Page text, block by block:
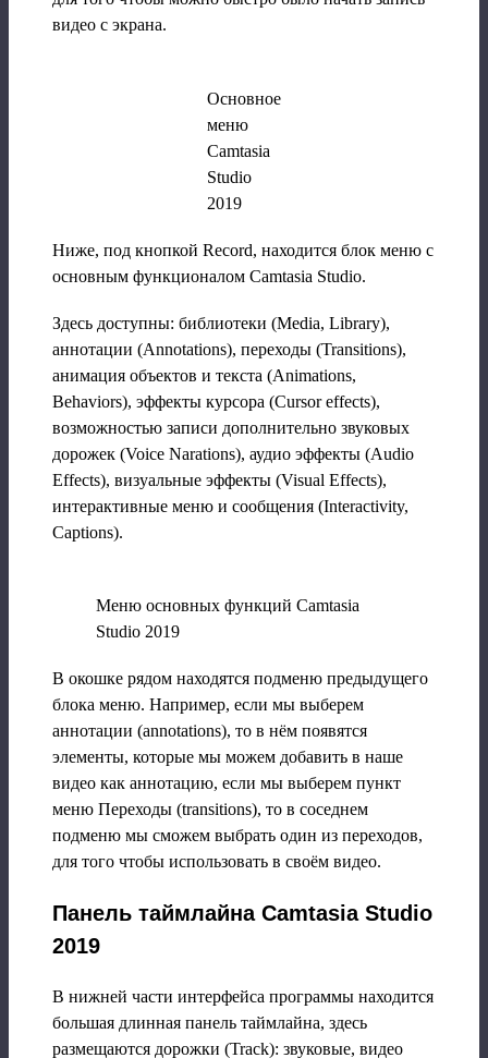
видео с экрана.
Основное
меню
Camtasia
Studio
2019
Ниже, под кнопкой Record, находится блок меню с
основным функционалом Camtasia Studio.
Здесь доступны: библиотеки (Media, Library),
аннотации (Annotations), переходы (Transitions),
анимация объектов и текста (Animations,
Behaviors), эффекты курсора (Cursor effects),
возможностью записи дополнительно звуковых
дорожек (Voice Narations), аудио эффекты (Audio
Effects), визуальные эффекты (Visual Effects),
интерактивные меню и сообщения (Interactivity,
Captions).
Меню основных функций Camtasia
Studio 2019
В окошке рядом находятся подменю предыдущего
блока меню. Например, если мы выберем
аннотации (annotations), то в нём появятся
элементы, которые мы можем добавить в наше
видео как аннотацию, если мы выберем пункт
меню Переходы (transitions), то в соседнем
подменю мы сможем выбрать один из переходов,
для того чтобы использовать в своём видео.
Панель таймлайна Camtasia Studio
2019
В нижней части интерфейса программы находится
большая длинная панель таймлайна, здесь
размещаются дорожки (Track): звуковые, видео